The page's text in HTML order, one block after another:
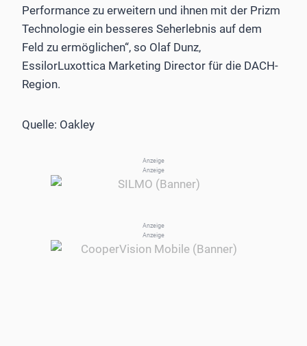
Performance zu erweitern und ihnen mit der Prizm
Technologie ein besseres Seherlebnis auf dem
Feld zu ermöglichen“, so Olaf Dunz,
EssilorLuxottica Marketing Director für die DACH-
Region.
Quelle: Oakley
Anzeige
Anzeige
Anzeige
Anzeige